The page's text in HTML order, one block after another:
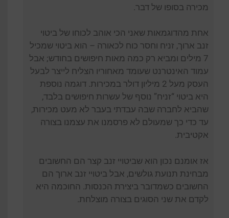
מכירה בסופו של דבר.
אחת מהדוגמאות שאני הכי אוהב לכוחו של ביטוי
זנב ארוך, זניח וחסר כוח לכאורה – הוא ביטוי שמכיל
7 מילים ומביא רק כמה מאות חיפושים בחודש; אבל
עמוד האינטרנט שעומד מאחוריו הצליח לייצר לבעל
העסק מעל 2 מיליון דולר במכירות. דוגמה נוספת
היא ביטוי “זניח” נוסף של עשרות חיפושים בלבד,
שהביא לחברה שבה עבדתי בעבר לא מעט מכירות,
עד כדי כך שמעולם לא פרסמנו את עצמנו בצורה
אקטיבית.
אז אומנם נכון הוא שביטויי זנב קצר הם החשובים
מבחינת תנועת גולשים, אבל ביטויי זנב ארוך הם
החשובים כשמדובר ביצירת הכנסות. החוכמה היא
לקדם את שני הסוגים בצורה מוצלחת.